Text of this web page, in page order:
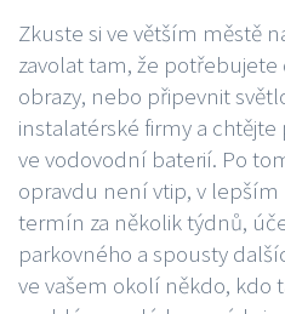
Zkuste si ve větším městě
zavolat tam, že potřebujete
obrazy, nebo připevnit
instalatérské firmy a
ve vodovodní baterií. Po
opravdu není vtip, v
termín za několik týdnů,
parkovného a spousty
ve vašem okolí někdo, kdo